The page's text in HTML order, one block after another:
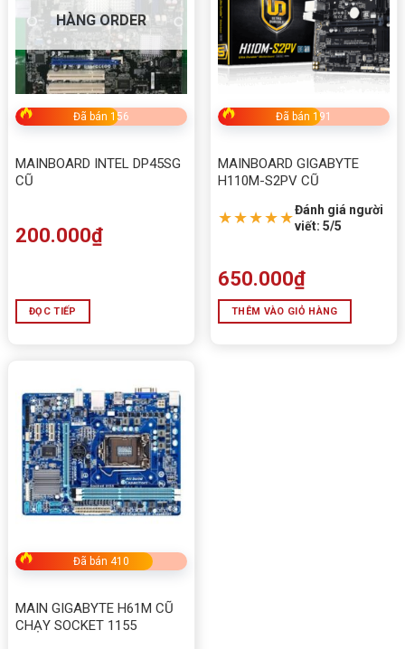
HÀNG ORDER
Đã bán 156
MAINBOARD INTEL DP45SG
CŨ
200.000₫
ĐỌC TIẾP
Đã bán 191
MAINBOARD GIGABYTE
H110M-S2PV CŨ
★★★★★Đánh giá người
viết: 5/5
650.000₫
THÊM VÀO GIỎ HÀNG
Đã bán 410
MAIN GIGABYTE H61M CŨ
CHẠY SOCKET 1155